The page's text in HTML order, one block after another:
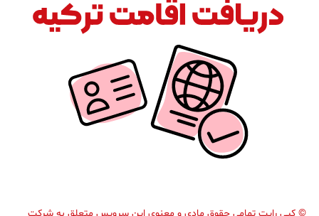
© کپی رایت تمامی حقوق مادی و معنوی این سرویس متعلق به شرکت